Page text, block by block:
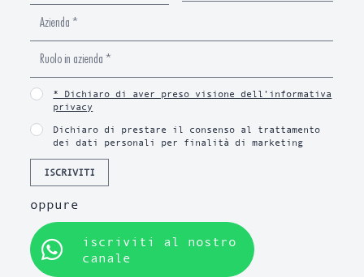
* Dichiaro di aver preso visione dell’informativa
privacy
Dichiaro di prestare il consenso al trattamento
dei dati personali per finalità di marketing
ISCRIVITI
oppure
iscriviti al nostro
canale